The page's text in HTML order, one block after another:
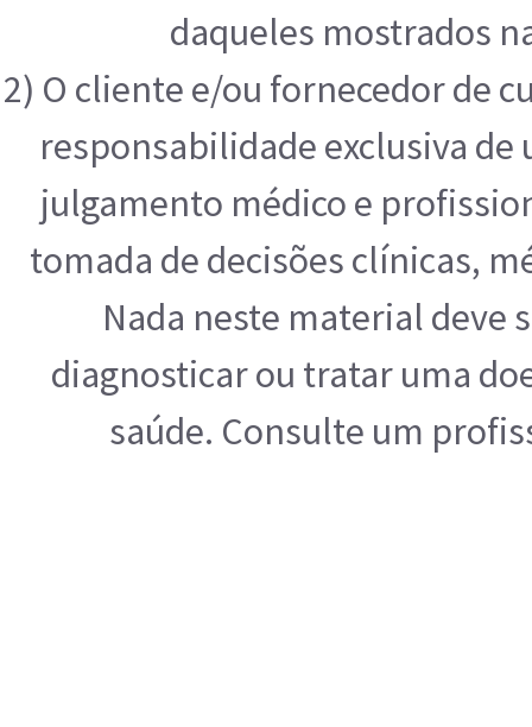
daqueles mostrados
2) O cliente e/ou fornecedor de
responsabilidade exclusiva
julgamento médico e
tomada de decisões clínicas,
Nada neste material deve
diagnosticar ou tratar uma
saúde. Consulte um